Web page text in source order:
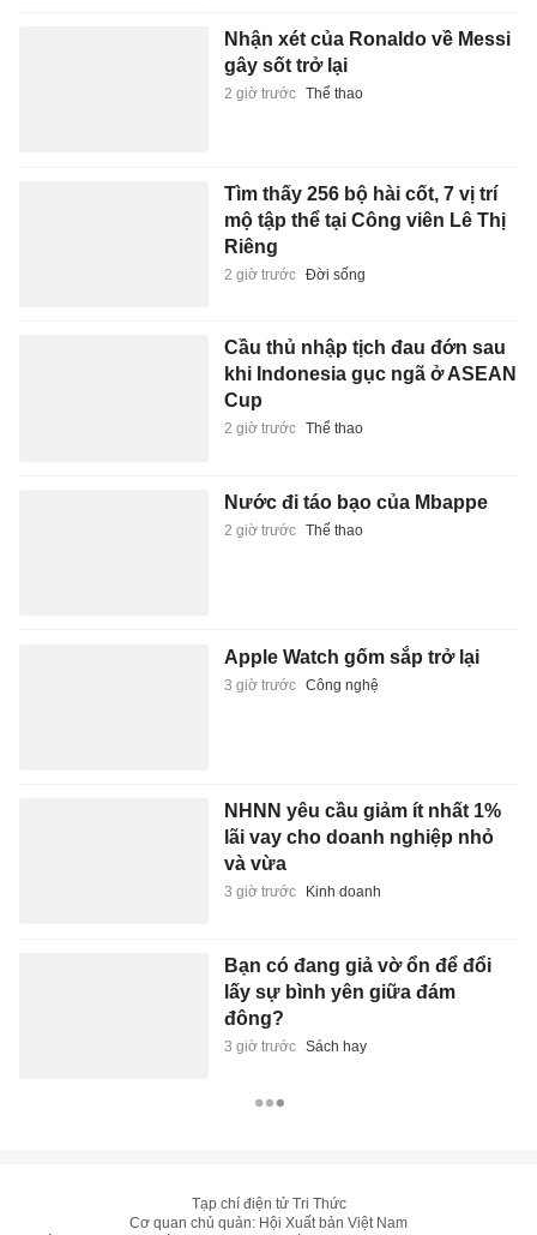
Nhận xét của Ronaldo về Messi
gây sốt trở lại
2 giờ trước Thể thao
Tìm thấy 256 bộ hài cốt, 7 vị trí
mộ tập thể tại Công viên Lê Thị
Riêng
2 giờ trước Đời sống
Cầu thủ nhập tịch đau đớn sau
khi Indonesia gục ngã ở ASEAN
Cup
2 giờ trước Thể thao
Nước đi táo bạo của Mbappe
2 giờ trước Thể thao
Apple Watch gốm sắp trở lại
3 giờ trước Công nghệ
NHNN yêu cầu giảm ít nhất 1%
lãi vay cho doanh nghiệp nhỏ
và vừa
3 giờ trước Kinh doanh
Bạn có đang giả vờ ổn để đổi
lấy sự bình yên giữa đám
đông?
3 giờ trước Sách hay
Tạp chí điện tử Tri Thức
Cơ quan chủ quản: Hội Xuất bản Việt Nam